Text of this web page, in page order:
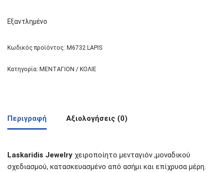
Εξαντλημένο
Κωδικός προϊόντος: M6732.LAPIS
Κατηγορία: ΜΕΝΤΑΓΙΟΝ / ΚΟΛΙΕ
Περιγραφή Αξιολογήσεις (0)
Laskaridis Jewelry χειροποίητο μενταγιόν ,μοναδικού
σχεδιασμού, κατασκευασμένο από ασήμι και επίχρυσα μέρη.